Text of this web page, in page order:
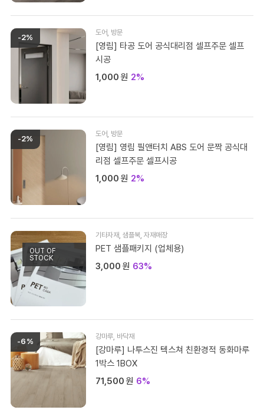
-2%
도어 방문
[영림] 타공 도어 공식대리점 셀프주문 셀프
시공
1,000 원 2%
-2%
도어 방문
[영림] 영림 필앤터치 ABS 도어 문짝 공식대
리점 셀프주문 셀프시공
1,000 원 2%
OUT OF
STOCK
기타자재 ,샘플북 ,자재매장
PET 샘플패키지 (업체용)
3,000 원 63%
-6%
강마루 바닥재
[강마루] 나투스진 텍스쳐 친환경적 동화마루
1박스 1BOX
71,500 원 6%